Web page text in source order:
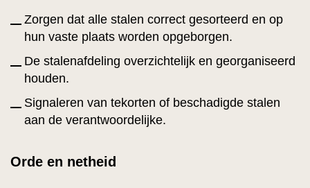
Zorgen dat alle stalen correct gesorteerd en op
hun vaste plaats worden opgeborgen.
De stalenafdeling overzichtelijk en georganiseerd
houden.
Signaleren van tekorten of beschadigde stalen
aan de verantwoordelijke.
Orde en netheid